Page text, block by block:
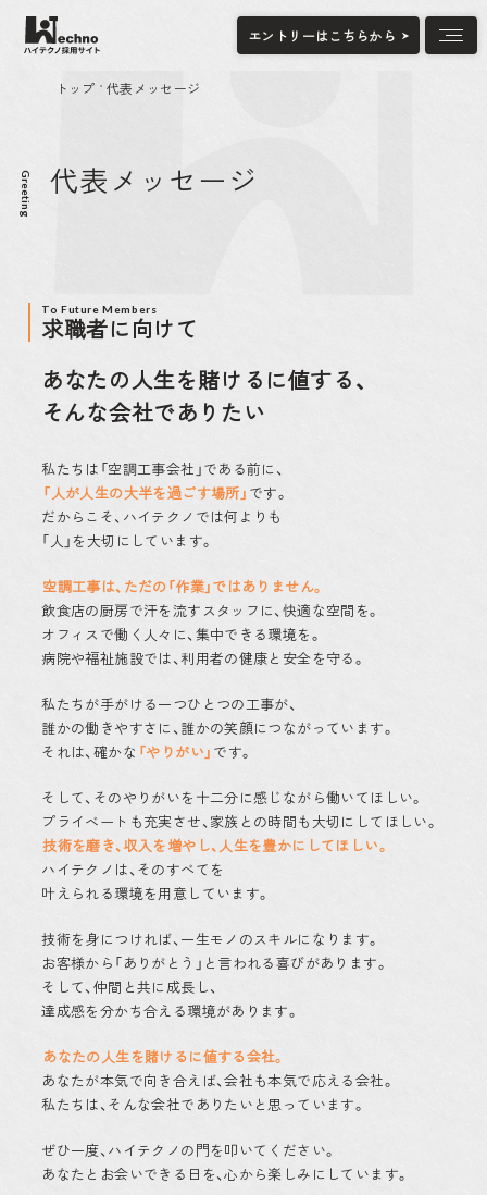
エントリーはこちらから
社員インタビュー
仕事を知る
福利厚生
リファラル採用(社員紹介制
度)
お知らせ
プライバシーポリシー
ハイテクノ公式サイト
工場・倉庫専門サイト
病院・クリニック専門サイト
トップ • 代表メッセージ
Greeting 代表メッセージ
To Future Members
求職者に向けて
あなたの人生を賭けるに値する、
そんな会社でありたい
私たちは「空調工事会社」である前に、
「人が人生の大半を過ごす場所」 です。
だからこそ、ハイテクノでは何よりも
「人」を大切にしています。
空調工事は、ただの「作業」ではありません。
飲食店の厨房で汗を流すスタッフに、快適な空間を。
オフィスで働く人々に、 集中できる環境を。
病院や福祉施設では、利用者の健康と安全を守る。
私たちが手がける一つひとつの工事が、
誰かの働きやすさに、誰かの笑顔につながっています。
それは、確かな 「やりがい」 です。
そして、そのやりがいを 十二分に感じながら働いてほしい。
プライベートも充実させ、 家族との時間も大切にしてほしい。
技術を磨き、収入を増やし、人生を豊かにしてほしい。
ハイテクノは、そのすべてを
叶えられる環境を用意しています。
技術を身につければ、一生モノのスキルになります。
お客様から「ありがとう」 と言われる喜びがあります。
そして、仲間と共に成長し、
達成感を分かち合える環境があります。
あなたの人生を賭けるに値する会社。
あなたが本気で向き合えば、会社も本気で応える会社。
私たちは、そんな会社で ありたいと思っています。
ぜひ一度、ハイテクノの門を叩いてください。
あなたとお会いできる日を、心から楽しみにしています。